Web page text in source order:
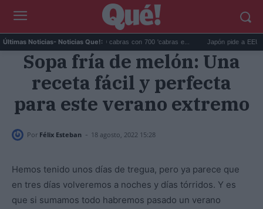
Últimas Noticias- Noticias Que!:
Galápagos eliminó 140.000 cabras con 700 'cabras e... Japón pide a EEUU que
Sopa fría de melón: Una
receta fácil y perfecta
para este verano extremo
Por Félix Esteban - 18 agosto, 2022 15:28
Hemos tenido unos días de tregua, pero ya parece que
en tres días volveremos a noches y días tórridos. Y es
que si sumamos todo habremos pasado un verano